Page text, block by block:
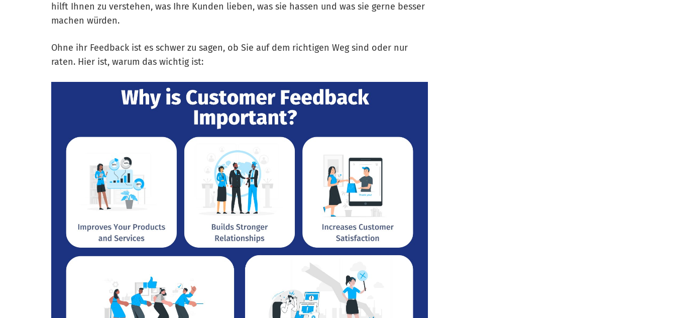
hilft Ihnen zu verstehen, was Ihre Kunden lieben, was sie hassen und was sie gerne besser
machen würden.
Ohne ihr Feedback ist es schwer zu sagen, ob Sie auf dem richtigen Weg sind oder nur
raten. Hier ist, warum das wichtig ist: